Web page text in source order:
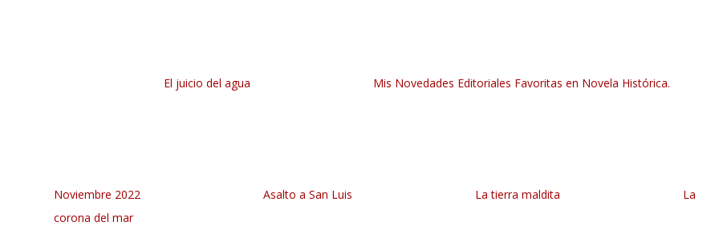
El juicio del agua Mis Novedades Editoriales Favoritas en Novela Histórica.
Noviembre 2022 Asalto a San Luis La tierra maldita
La
corona del mar